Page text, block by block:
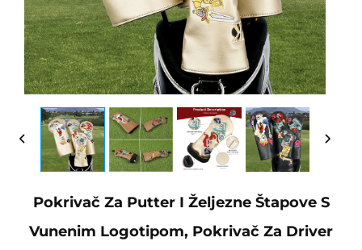
Pokrivač Za Putter I Željezne Štapove S
Vunenim Logotipom, Pokrivač Za Driver